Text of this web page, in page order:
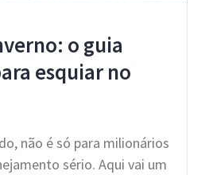
o guia
esquiar no
não é só para milionários
sério. Aqui vai um